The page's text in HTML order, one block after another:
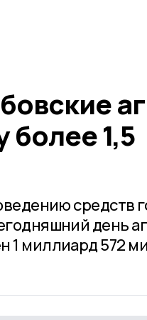
более 1,5
средств
день
миллиард 572